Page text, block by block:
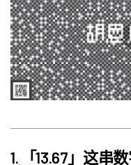
1. 「13.67」这串